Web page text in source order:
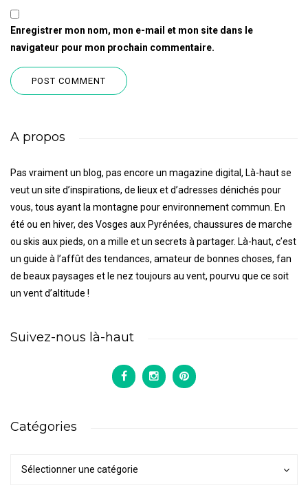
Enregistrer mon nom, mon e-mail et mon site dans le
navigateur pour mon prochain commentaire.
A propos
Pas vraiment un blog, pas encore un magazine digital, Là-haut se
veut un site d’inspirations, de lieux et d’adresses dénichés pour
vous, tous ayant la montagne pour environnement commun. En
été ou en hiver, des Vosges aux Pyrénées, chaussures de marche
ou skis aux pieds, on a mille et un secrets à partager. Là-haut, c’est
un guide à l’affût des tendances, amateur de bonnes choses, fan
de beaux paysages et le nez toujours au vent, pourvu que ce soit
un vent d’altitude !
Suivez-nous là-haut
Catégories
Sélectionner une catégorie